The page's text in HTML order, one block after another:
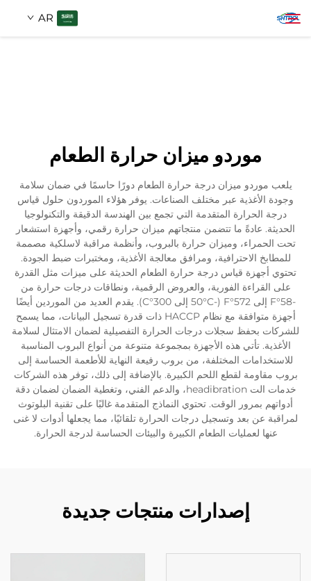
AR
موردو ميزان حرارة الطعام
يلعب موردو ميزان درجة حرارة الطعام دورًا حاسمًا في ضمان سلامة
وجودة الأغذية عبر مختلف الصناعات. يوفر هؤلاء الموردون حلول قياس
درجة الحرارة المتقدمة التي تجمع بين الهندسة الدقيقة والتكنولوجيا
الحديثة. عادةً ما تتضمن منتجاتهم ميزان حرارة رقمي، وأجهزة استشعار
تحت الحمراء، وميزان حرارة بالبروب، وأنظمة مراقبة لاسلكية مصممة
للمطابخ الاحترافية، ومرافق معالجة الأغذية، ومختبرات ضبط الجودة.
تحتوي أجهزة قياس درجة حرارة الطعام الحديثة على ميزات مثل القدرة
على القراءة الفورية، والعروض الرقمية، ونطاقات درجات حرارة من
-58°F إلى 572°F (-50°C إلى 300°C). يقدم العديد من الموردين أيضًا
أجهزة متوافقة مع نظام HACCP ذات قدرة تسجيل البيانات، مما يسمح
للشركات بحفظ سجلات درجات الحرارة التفصيلية لضمان الامتثال لسلامة
الأغذية. تأتي هذه الأجهزة بمجموعة متنوعة من أنواع البروب المناسبة
للاستخدامات المختلفة، من بروب رفيعة النهاية للأطعمة الحساسة إلى
بروب مقاومة لقطع اللحم الكبيرة. بالإضافة إلى ذلك، توفر هذه الشركات
خدمات الت headibration، والدعم الفني، وتغطية الضمان لضمان دقة
أدواتهم بمرور الوقت. تحتوي النماذج المتقدمة غالبًا على تقنية البلوتوث
لمراقبة عن بعد وتسجيل درجات الحرارة تلقائيًا، مما يجعلها أدوات لا غنى
عنها لعمليات الطعام الكبيرة والبيئات الحساسة لدرجة الحرارة.
إصدارات منتجات جديدة